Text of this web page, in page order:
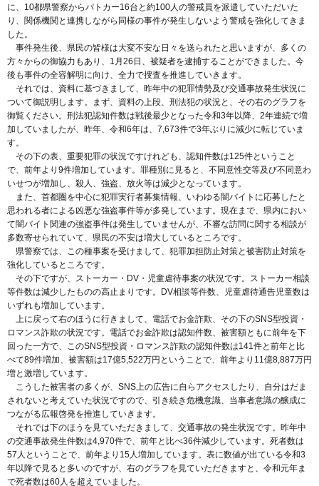
に、10都県警察からパトカー16台と約100人の警戒員を派遣していただいた
り、関係機関と連携しながら同様の事件が発生しないよう警戒を強化してきま
した。
事件発生後、県民の皆様は大変不安な日々を送られたと思いますが、多くの
方々からの御協力もあり、1月26日、被疑者を逮捕することができました。今
後も事件の全容解明に向け、全力で捜査を推進していきます。
それでは、資料に基づきまして、昨年中の犯罪情勢及び交通事故発生状況に
ついて御説明します。まず、資料の上段、刑法犯の状況と、その右のグラフを
御覧ください。刑法犯認知件数は戦後最少となった令和3年以降、2年連続で増
加していましたが、昨年、令和6年は、7,673件で3年ぶりに減少に転じていま
す。
その下の表、重要犯罪の状況ですけれども、認知件数は125件ということ
で、前年より9件増加しています。罪種別に見ると、不同意性交等及び不同意わ
いせつが増加し、殺人、強盗、放火等は減少となっています。
また、首都圏を中心に犯罪実行者募集情報、いわゆる闇バイトに応募したと
思われる者による凶悪な強盗事件等が多発しています。現在まで、県内におい
て闇バイト関連の強盗事件は発生していませんが、不審な訪問に関する相談が
多数寄せられていて、県民の不安は増大しているところです。
県警察では、この種事案を受けまして、犯罪加担防止対策と被害防止対策を
強化しているところです。
その下ですが、ストーカー・DV・児童虐待事案の状況です。ストーカー相談
等件数は減少したものの高止まりです。DV相談等件数、児童虐待通告児童数は
いずれも増加しています。
上に戻って右のほうに行きまして、電話でお金詐欺、その下のSNS型投資・
ロマンス詐欺の状況です。電話でお金詐欺は認知件数、被害額ともに前年を下
回った一方で、このSNS型投資・ロマンス詐欺の認知件数は141件と前年と比
べて89件増加、被害額は17億5,522万円ということで、前年より11億8,887万円
増と激増しています。
こうした被害者の多くが、SNS上の広告に自らアクセスしたり、自分はだま
されないと考えていた状況ですので、引き続き危機意識、当事者意識の醸成に
つながる広報啓発を推進していきます。
それでは下のほうを見ていただきまして、交通事故の発生状況です。昨年中
の交通事故発生件数は4,970件で、前年と比べ36件減少しています。死者数は
57人ということで、前年より15人増加しています。表に数値が出ている令和3
年以降で見ると多いのですが、右のグラフを見ていただきますと、令和元年ま
で死者数は60人を超えていました。